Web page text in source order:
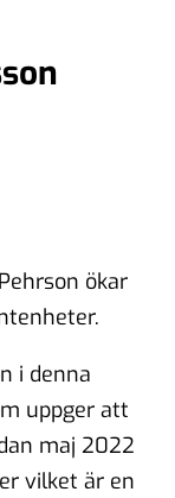
ökar
i denna
uppger att
maj 2022
vilket är en